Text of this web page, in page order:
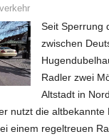
Seit Sperrung
zwischen
Radler zwei
Altstadt in
nutzt die altbekannte
einem regeltreuen